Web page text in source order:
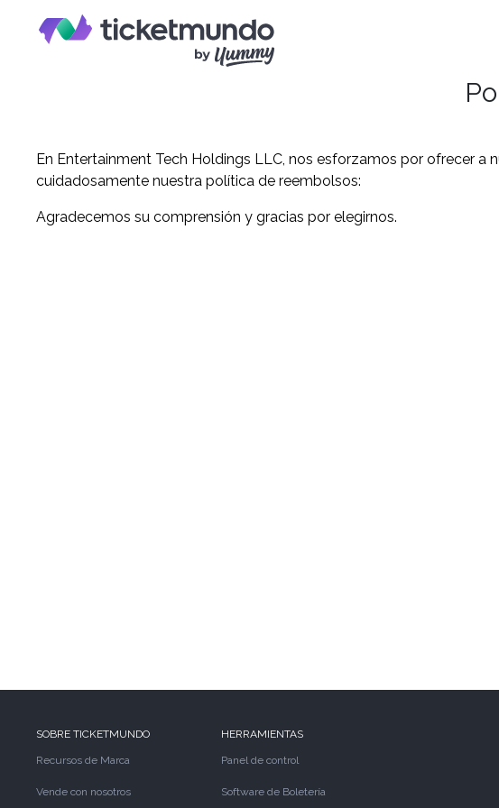
En Entertainment Tech Holdings LLC, nos esforzamos por ofrecer a
cuidadosamente nuestra política de reembolsos:
Agradecemos su comprensión y gracias por elegirnos.
SOBRE TICKETMUNDO
Recursos de Marca
Vende con nosotros
HERRAMIENTAS
Panel de control
Software de Boletería